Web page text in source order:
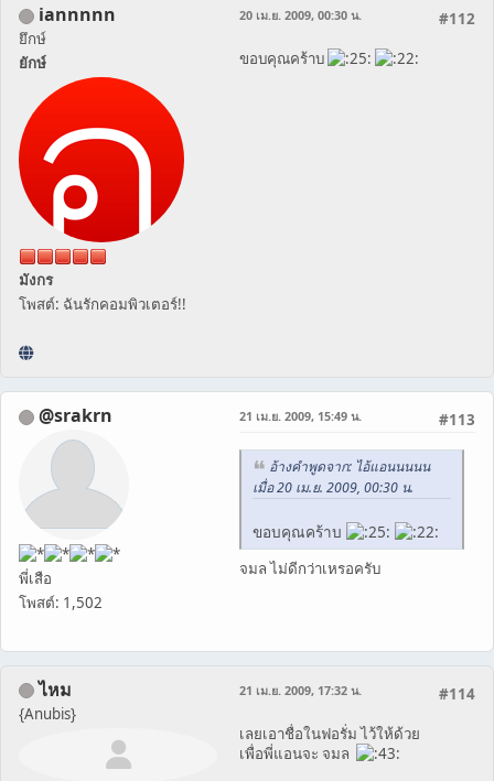
iannnnn
ยึกษ์
ยักษ์
มังกร
โพสต์: ฉันรักคอมพิวเตอร์!!
#112
20 เม.ย. 2009, 00:30 น.
ขอบคุณคร้าบ
@srakrn
พี่เสือ
โพสต์: 1,502
#113
21 เม.ย. 2009, 15:49 น.
อ้างคำพูดจาก: ไอ้แอนนนนน
เมื่อ 20 เม.ย. 2009, 00:30 น.
ขอบคุณคร้าบ
จมล ไม่ดีกว่าเหรอครับ
ไหม
{Anubis}
#114
21 เม.ย. 2009, 17:32 น.
เลยเอาชื่อในฟอรั่ม ไว้ให้ด้วย
เพื่อพี่แอนจะ จมล